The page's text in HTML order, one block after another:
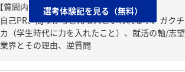
【質問内容・課題】
自己PR、周りからどんな人といわれる？、ガクチ
カ（学生時代に力を入れたこと）、就活の軸/志望
業界とその理由、逆質問
選考体験記を見る（無料）